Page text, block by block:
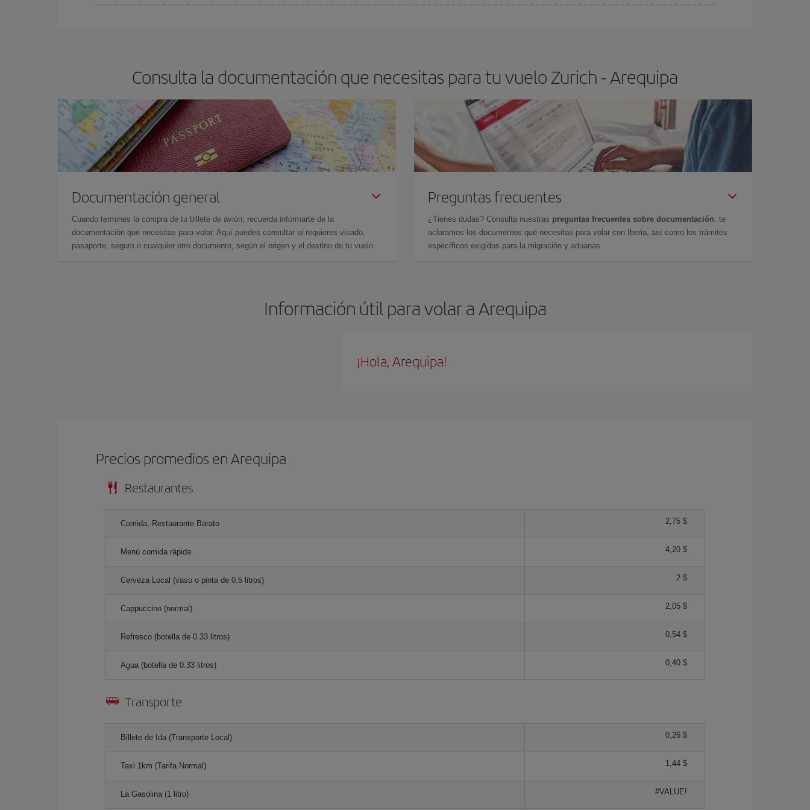
Consulta la documentación que necesitas para tu vuelo Zurich - Arequipa
Documentación general
Cuando termines la compra de tu billete de avión, recuerda informarte de la
documentación que necesitas para volar. Aquí puedes consultar si requieres visado,
pasaporte, seguro o cualquier otro documento, según el origen y el destino de tu vuelo.
Preguntas frecuentes
¿Tienes dudas? Consulta nuestras preguntas frecuentes sobre documentación: te
aclaramos los documentos que necesitas para volar con Iberia, así como los trámites
específicos exigidos para la migración y aduanas.
Información útil para volar a Arequipa
¡Hola, Arequipa!
Precios promedios en Arequipa
Restaurantes
Comida, Restaurante Barato 2,75 $
Menú comida rápida 4,20 $
Cerveza Local (vaso o pinta de 0.5 litros) 2 $
Cappuccino (normal) 2,05 $
Refresco (botella de 0.33 litros) 0,54 $
Agua (botella de 0.33 litros) 0,40 $
Transporte
Billete de Ida (Transporte Local) 0,26 $
Taxi 1km (Tarifa Normal) 1,44 $
La Gasolina (1 litro) #VALUE!